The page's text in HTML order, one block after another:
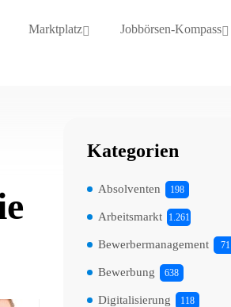
Marktplatz
Jobbörsen-Kompass
Kategorien
Absolventen 198
Arbeitsmarkt 1.261
Bewerbermanagement 71
Bewerbung 638
Digitalisierung 118